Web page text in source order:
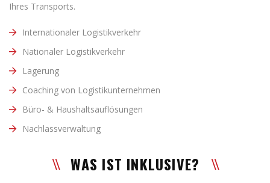
Ihres Transports.
Internationaler Logistikverkehr
Nationaler Logistikverkehr
Lagerung
Coaching von Logistikunternehmen
Büro- & Haushaltsauflösungen
Nachlassverwaltung
WAS IST INKLUSIVE?